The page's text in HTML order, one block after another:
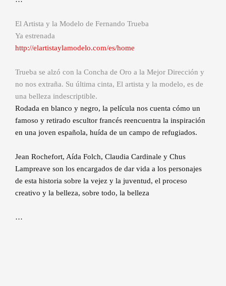
El Artista y la Modelo de Fernando Trueba
Ya estrenada
http://elartistaylamodelo.com/es/home
Trueba se alzó con la Concha de Oro a la Mejor Dirección y
no nos extraña. Su última cinta, El artista y la modelo, es de
una belleza indescriptible.
Rodada en blanco y negro, la película nos cuenta cómo un
famoso y retirado escultor francés reencuentra la inspiración
en una joven española, huída de un campo de refugiados.
Jean Rochefort, Aída Folch, Claudia Cardinale y Chus
Lampreave son los encargados de dar vida a los personajes
de esta historia sobre la vejez y la juventud, el proceso
creativo y la belleza, sobre todo, la belleza
…